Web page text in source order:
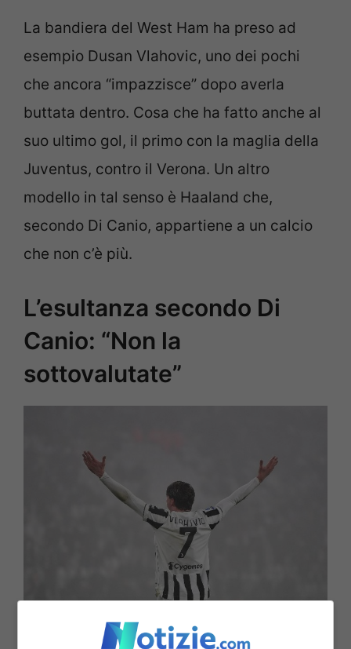
La bandiera del West Ham ha preso ad
esempio Dusan Vlahovic, uno dei pochi
che ancora “impazzisce” dopo averla
buttata dentro. Cosa che ha fatto anche al
suo ultimo gol, il primo con la maglia della
Juventus, contro il Verona. Un altro
modello in tal senso è Haaland che,
secondo Di Canio, appartiene a un calcio
che non c’è più.
L’esultanza secondo Di
Canio: “Non la
sottovalutate”
Vlahovic during the Serie A match between Juventus and
Hellas Verona FC at Allianz Stadium on February 6, 2022